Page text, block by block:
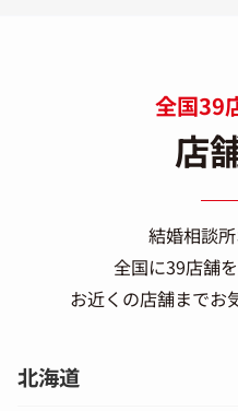
全国39
店
結婚相談
全国に39店舗
お近くの店舗までお
北海道